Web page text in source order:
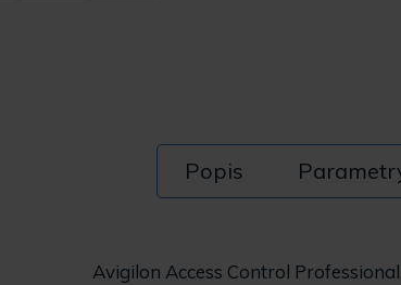
Popis
Avigilon Access Control